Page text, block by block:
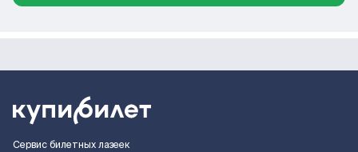
Сервис билетных лазеек